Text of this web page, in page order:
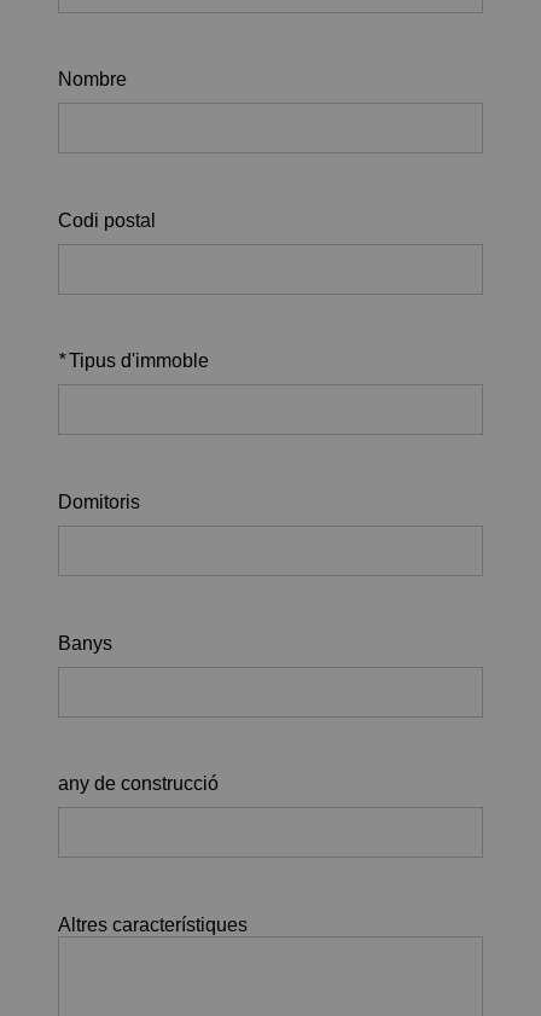
Nombre
Codi postal
* Tipus d'immoble
Domitoris
Banys
any de construcció
Altres característiques